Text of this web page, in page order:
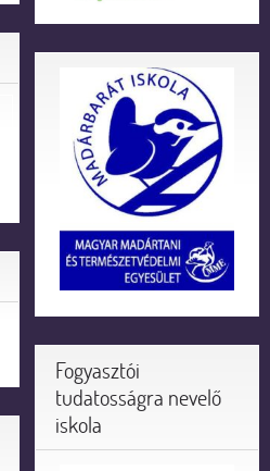
Fogyasztói
tudatosságra nevelő
iskola